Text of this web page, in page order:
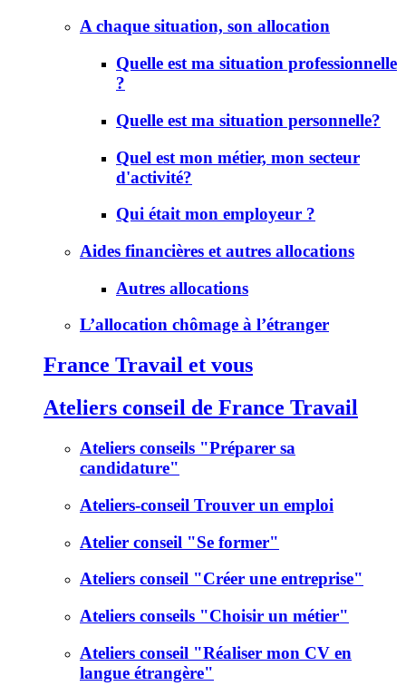
A chaque situation, son allocation
Quelle est ma situation professionnelle
?
Quelle est ma situation personnelle?
Quel est mon métier, mon secteur
d'activité?
Qui était mon employeur ?
Aides financières et autres allocations
Autres allocations
L’allocation chômage à l’étranger
France Travail et vous
Ateliers conseil de France Travail
Ateliers conseils "Préparer sa
candidature"
Ateliers-conseil Trouver un emploi
Atelier conseil "Se former"
Ateliers conseil "Créer une entreprise"
Ateliers conseils "Choisir un métier"
Ateliers conseil "Réaliser mon CV en
langue étrangère"